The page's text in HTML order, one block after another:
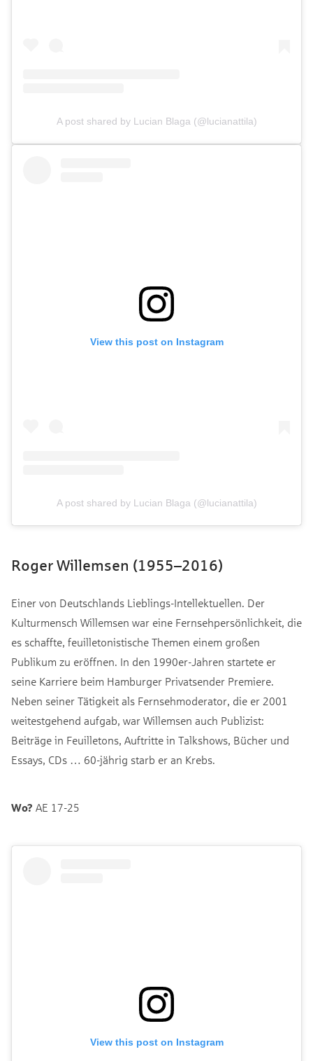
A post shared by Lucian Blaga (@lucianattila)
View this post on Instagram
A post shared by Lucian Blaga (@lucianattila)
Roger Willemsen (1955–2016)
Einer von Deutschlands Lieblings-Intellektuellen. Der
Kulturmensch Willemsen war eine Fernsehpersönlichkeit, die
es schaffte, feuilletonistische Themen einem großen
Publikum zu eröffnen. In den 1990er-Jahren startete er
seine Karriere beim Hamburger Privatsender Premiere.
Neben seiner Tätigkeit als Fernsehmoderator, die er 2001
weitestgehend aufgab, war Willemsen auch Publizist:
Beiträge in Feuilletons, Auftritte in Talkshows, Bücher und
Essays, CDs … 60-jährig starb er an Krebs.
Wo? AE 17-25
View this post on Instagram